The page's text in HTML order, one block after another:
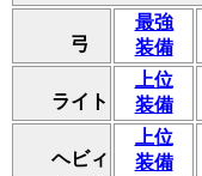
弓
最強
装備
ライト
上位
装備
ヘビィ
上位
装備